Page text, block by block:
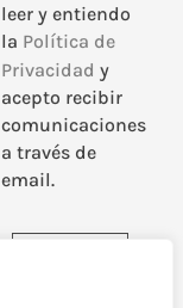
leer y entiendo
la Política de
Privacidad y
acepto recibir
comunicaciones
a través de
email.